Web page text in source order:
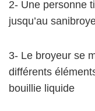
2- Une personne
jusqu’au
3- Le broyeur se
différents
bouillie liquide